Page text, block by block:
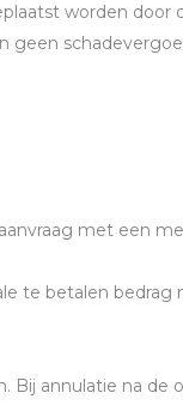
worden
met een
te betalen bedrag
Bij annulatie na de